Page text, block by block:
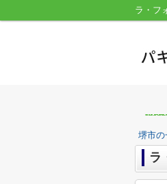
ラ・フ
堺市
ラ